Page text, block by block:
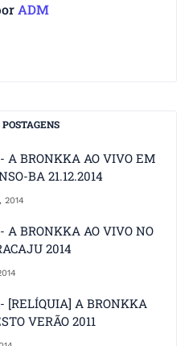
ADM
A BRONKKA AO VIVO EM
BA 21.12.2014
2014
A BRONKKA AO VIVO NO
2014
[RELÍQUIA] A BRONKKA
VERÃO 2011